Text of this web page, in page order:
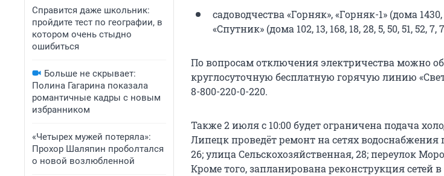
Справится даже школьник:
пройдите тест по географии, в
котором очень стыдно
ошибиться
Больше не скрывает:
Полина Гагарина показала
романтичные кадры с новым
избранником
«Четырех мужей потеряла»:
Прохор Шаляпин проболтался
о новой возлюбленной
садоводчества «Горняк», «Горняк-1» (дома 1430,
«Спутник» (дома 102, 13, 168, 18, 28, 5, 50, 51, 52, 7,
По вопросам отключения электричества можно
круглосуточную бесплатную горячую линию
8-800-220-0-220.
Также 2 июля с 10:00 будет ограничена подача
Липецк проведёт ремонт на сетях водоснабжения
26; улица Сельскохозяйственная, 28; переулок
Кроме того, запланирована реконструкция сетей